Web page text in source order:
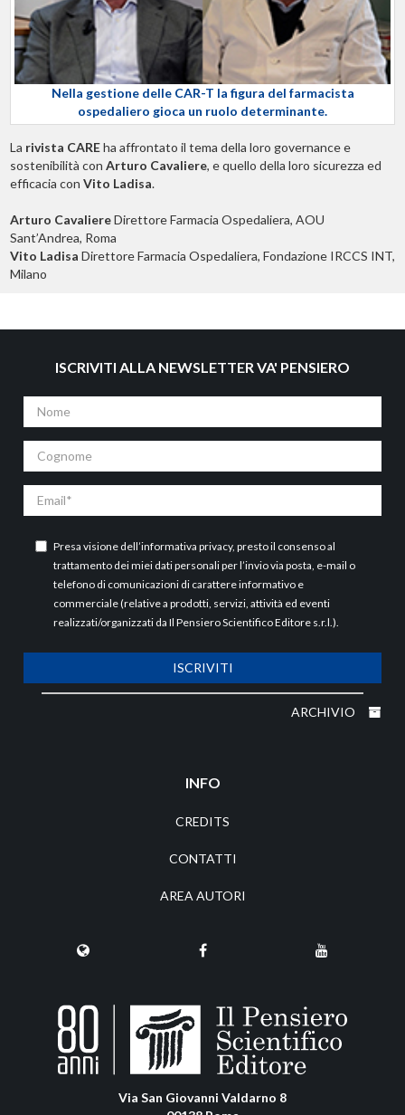
Nella gestione delle CAR-T la figura del farmacista
ospedaliero gioca un ruolo determinante.
La rivista CAREha affrontato il tema della loro governance e
sostenibilità con Arturo Cavaliere, e quello della loro sicurezza ed
efficacia con Vito Ladisa.
Arturo CavaliereDirettore Farmacia Ospedaliera, AOU
Sant’Andrea, Roma
Vito Ladisa Direttore Farmacia Ospedaliera, Fondazione IRCCS INT,
Milano
ISCRIVITI ALLA NEWSLETTER VA' PENSIERO
Nome
Cognome
Email
Presa visione dell’informativa privacy, presto il consenso al
trattamento dei miei dati personali per l’invio via posta, e-mail o
telefono di comunicazioni di carattere informativo e
commerciale (relative a prodotti, servizi, attività ed eventi
realizzati/organizzati da Il Pensiero Scientifico Editore s.r.l.).
ISCRIVITI
ARCHIVIO
INFO
CREDITS
CONTATTI
AREA AUTORI
Via San Giovanni Valdarno 8